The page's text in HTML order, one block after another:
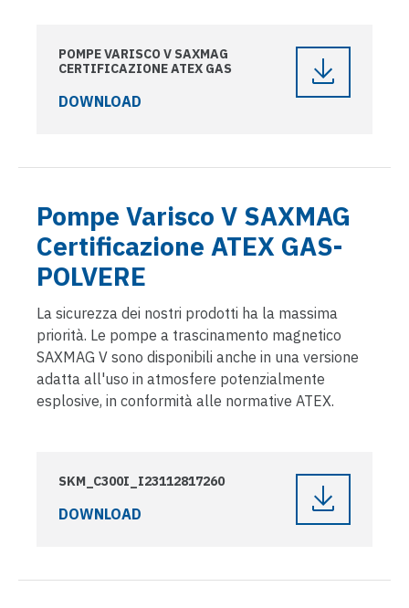
POMPE VARISCO V SAXMAG
CERTIFICAZIONE ATEX GAS
DOWNLOAD
Pompe Varisco V SAXMAG
Certificazione ATEX GAS-
POLVERE
La sicurezza dei nostri prodotti ha la massima
priorità. Le pompe a trascinamento magnetico
SAXMAG V sono disponibili anche in una versione
adatta all'uso in atmosfere potenzialmente
esplosive, in conformità alle normative ATEX.
SKM_C300I_I23112817260
DOWNLOAD